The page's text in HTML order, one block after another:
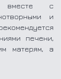
вместе с
и
печени,
матерям, а